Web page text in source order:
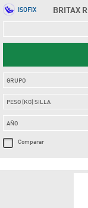
BRITAX
ISOFIX
GRUPO
PESO (KG) SILLA
AÑO
Comparar